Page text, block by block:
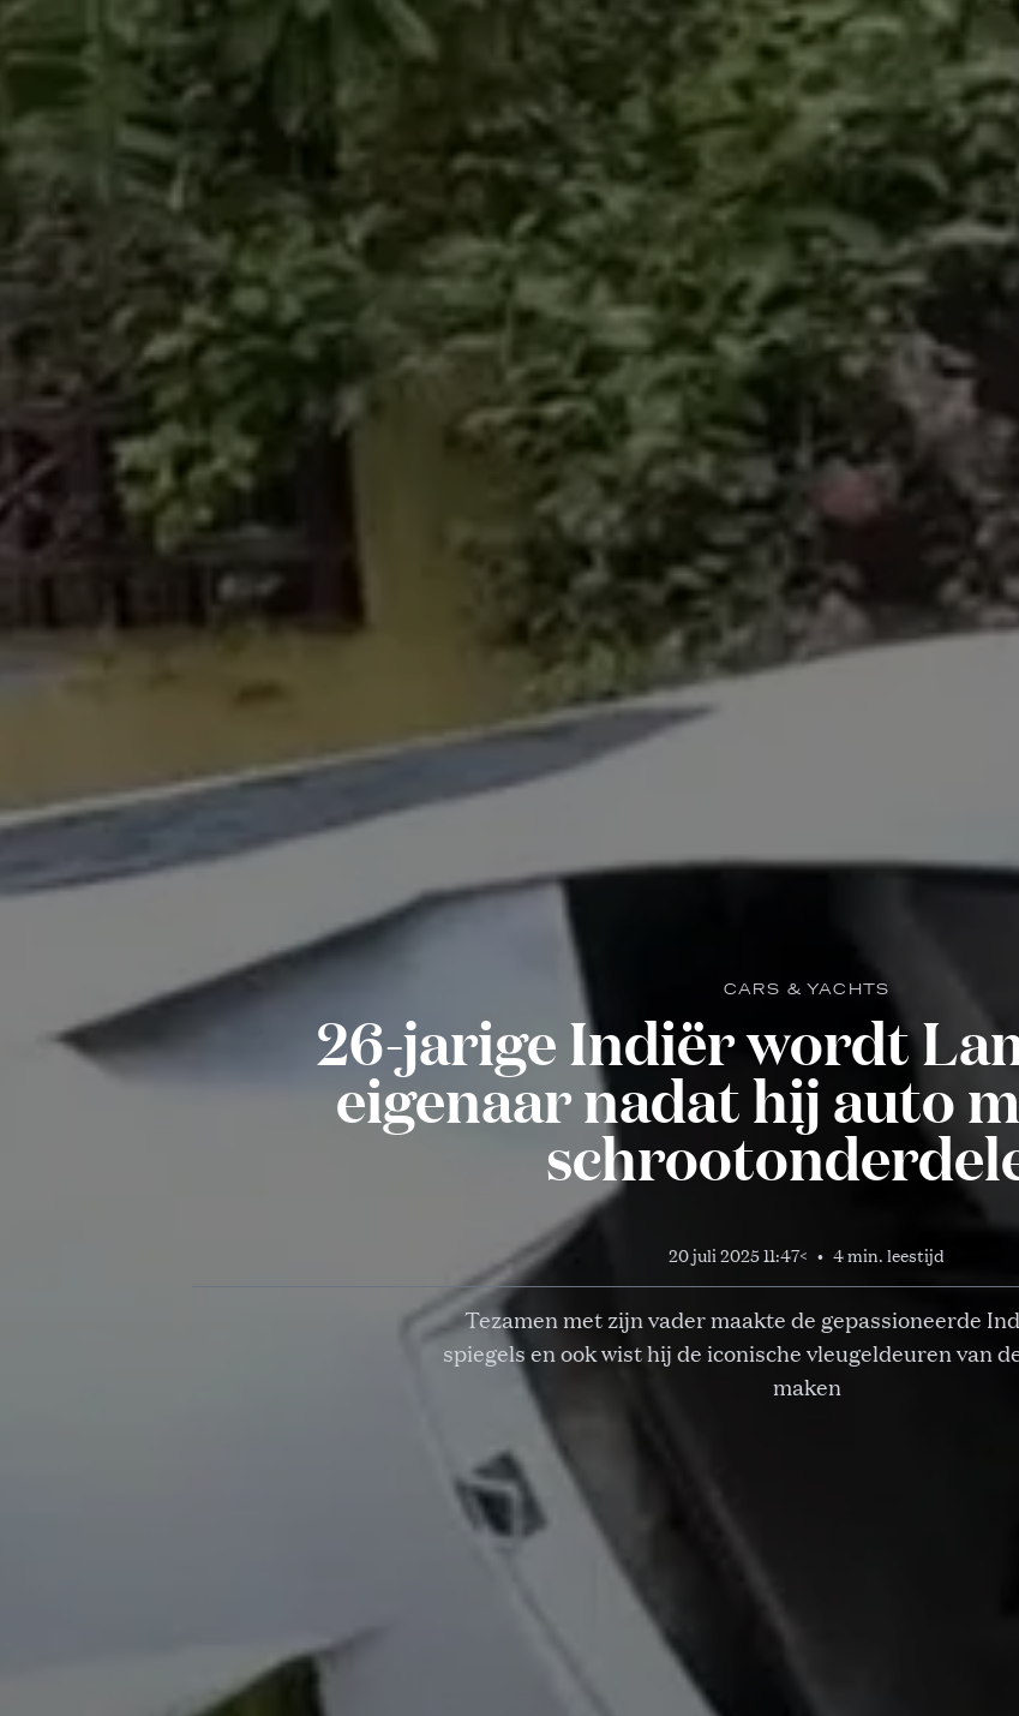
CARS & YACHTS
26-jarige Indiër wordt
eigenaar nadat hij auto
20 juli 2025 11:47< • 4 min. leestijd
Tezamen met zijn vader maakte de gepassioneerde
spiegels en ook wist hij de iconische vleugeldeuren van
maken